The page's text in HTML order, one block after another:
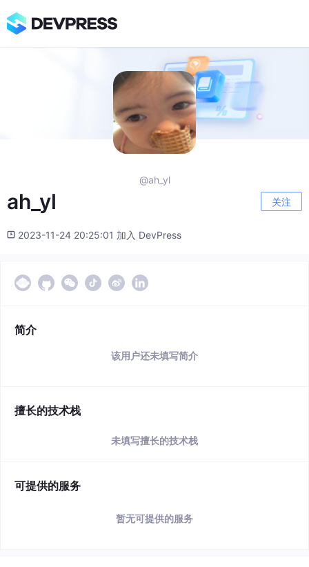
@ah_yl
ah_yl 关注
2023-11-24 20:25:01 加入 DevPress
简介
该用户还未填写简介
擅长的技术栈
未填写擅长的技术栈
可提供的服务
暂无可提供的服务